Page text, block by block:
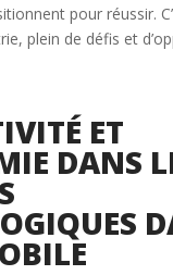
pour réussir.
plein de défis et
ET
DANS